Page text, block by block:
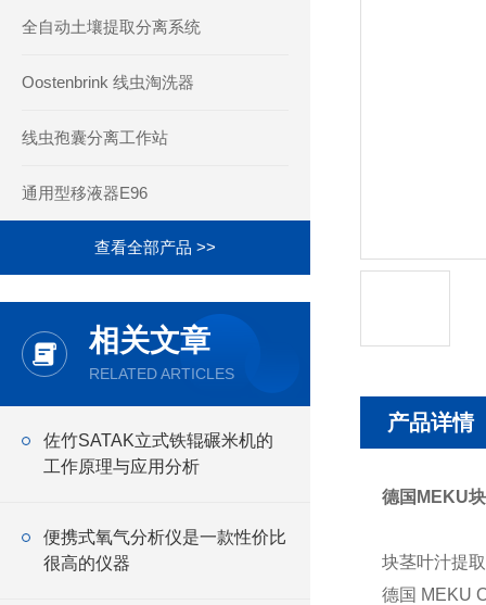
全自动土壤提取分离系统
Oostenbrink 线虫淘洗器
线虫孢囊分离工作站
通用型移液器E96
查看全部产品 >>
相关文章
RELATED ARTICLES
佐竹SATAK立式铁辊碾米机的
工作原理与应用分析
便携式氧气分析仪是一款性价比
很高的仪器
产品详情
德国MEKU
块茎叶汁提
德国 MEKU